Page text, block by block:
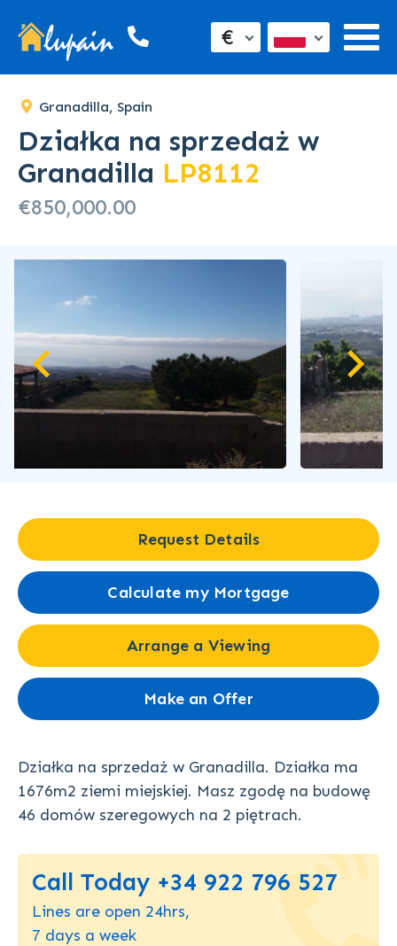
€
Granadilla, Spain
Działka na sprzedaż w
Granadilla LP8112
€850,000.00
Request Details
Calculate my Mortgage
Arrange a Viewing
Make an Offer
Działka na sprzedaż w Granadilla. Działka ma
1676m2 ziemi miejskiej. Masz zgodę na budowę
46 domów szeregowych na 2 piętrach.
Call Today +34 922 796 527
Lines are open 24hrs,
7 days a week